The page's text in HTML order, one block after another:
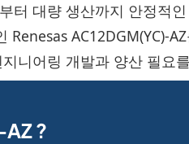
터 대량 생산까지 안정적
AC12DGM(YC)-
니어링 개발과 양산 필요
?